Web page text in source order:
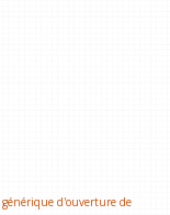
générique d'ouverture de